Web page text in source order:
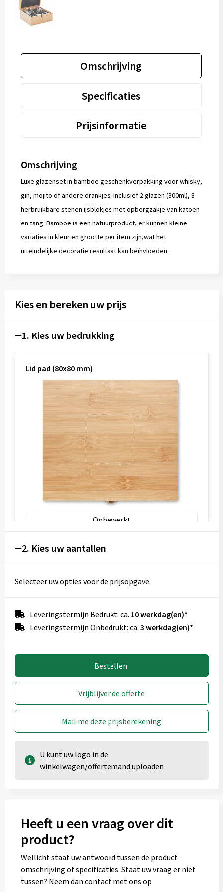
Omschrijving
Specificaties
Prijsinformatie
Omschrijving
Luxe glazenset in bamboe geschenkverpakking voor whisky,
gin, mojito of andere drankjes. Inclusief 2 glazen (300ml), 8
herbruikbare stenen ijsblokjes met opbergzakje van katoen
en tang. Bamboe is een natuurproduct, er kunnen kleine
variaties in kleur en grootte per item zijn,wat het
uiteindelijke decoratie resultaat kan beïnvloeden.
Kies en bereken uw prijs
1. Kies uw bedrukking
Lid pad (80x80 mm)
Onbewerkt
Glass 2 (25x15 mm)
2. Kies uw aantallen
Selecteer uw opties voor de prijsopgave.
Leveringstermijn Bedrukt: ca. 10 werkdag(en)*
Leveringstermijn Onbedrukt: ca. 3 werkdag(en)*
Bestellen
Vrijblijvende offerte
Mail me deze prijsberekening
U kunt uw logo in de
winkelwagen/offertemand uploaden
Heeft u een vraag over dit
product?
Wellicht staat uw antwoord tussen de product
omschrijving of specificaties. Staat uw vraag er niet
tussen? Neem dan contact met ons op